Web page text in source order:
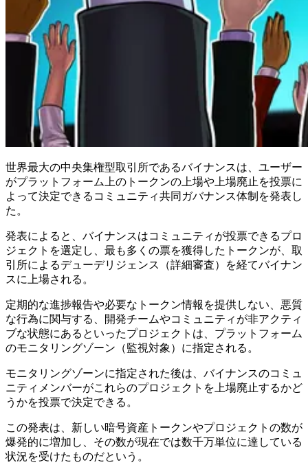
世界最大の中央集権型取引所であるバイナンスは、ユーザー
がプラットフォーム上のトークンの上場や上場廃止を投票に
よって決定できるコミュニティ共同ガバナンス体制を発表し
た。
発表によると、バイナンスはコミュニティが投票できるプロ
ジェクトを選定し、最も多くの票を獲得したトークンが、取
引所によるデューデリジェンス（詳細審査）を経てバイナン
スに上場される。
定期的な進捗報告や必要なトークン情報を提供しない、悪質
な行為に関与する、開発チームやコミュニティが非アクティ
ブな状態にあるといったプロジェクトは、プラットフォーム
のモニタリングゾーン（監視対象）に指定される。
モニタリングゾーンに指定された後は、バイナンスのコミュ
ニティメンバーがこれらのプロジェクトを上場廃止するかど
うかを投票で決定できる。
この発表は、新しい暗号資産トークンやプロジェクトの数が
爆発的に増加し、その数が現在では数千万単位に達している
状況を受けたものだという。